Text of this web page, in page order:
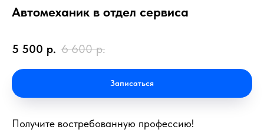
Автомеханик в отдел сервиса
5 500 р. 6 600 р.
Записаться
Получите востребованную профессию!